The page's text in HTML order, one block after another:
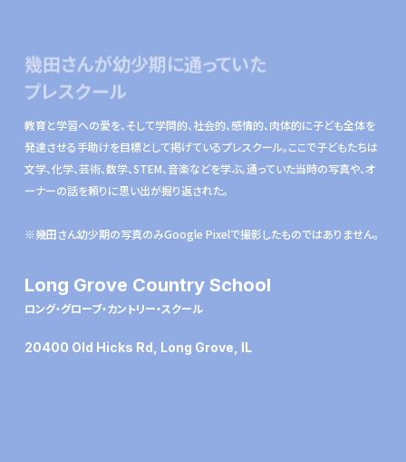
プレスクール
教育と学習への愛を、そして学問的、社会的、感情的、⾁体的に⼦ども全体を
発達させる⼿助けを⽬標として掲げているプレスクール。ここで⼦どもたちは
⽂学、化学、芸術、数学、STEM、⾳楽などを学ぶ。通っていた当時の写真や、オ
ーナーの話を頼りに思い出が掘り返された。
※幾田さん幼少期の写真のみGoogle Pixelで撮影したものではありません。
Long Grove Country School
ロング・グローブ・カントリー・スクール
20400 Old Hicks Rd, Long Grove, IL